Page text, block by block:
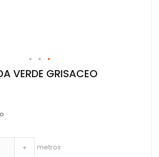
VERDE GRISACEO
+ metros